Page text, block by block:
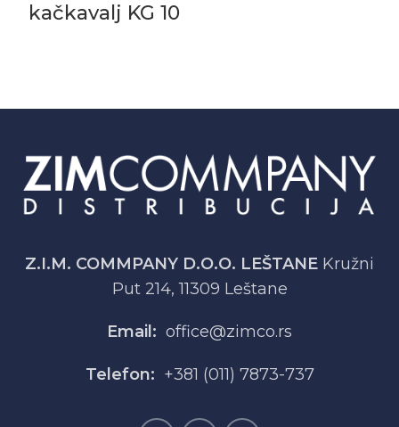
kačkavalj KG 10
Z.I.M. COMMPANY D.O.O. LEŠTANE Kružni
Put 214, 11309 Leštane
Email: office@zimco.rs
Telefon: +381 (011) 7873-737